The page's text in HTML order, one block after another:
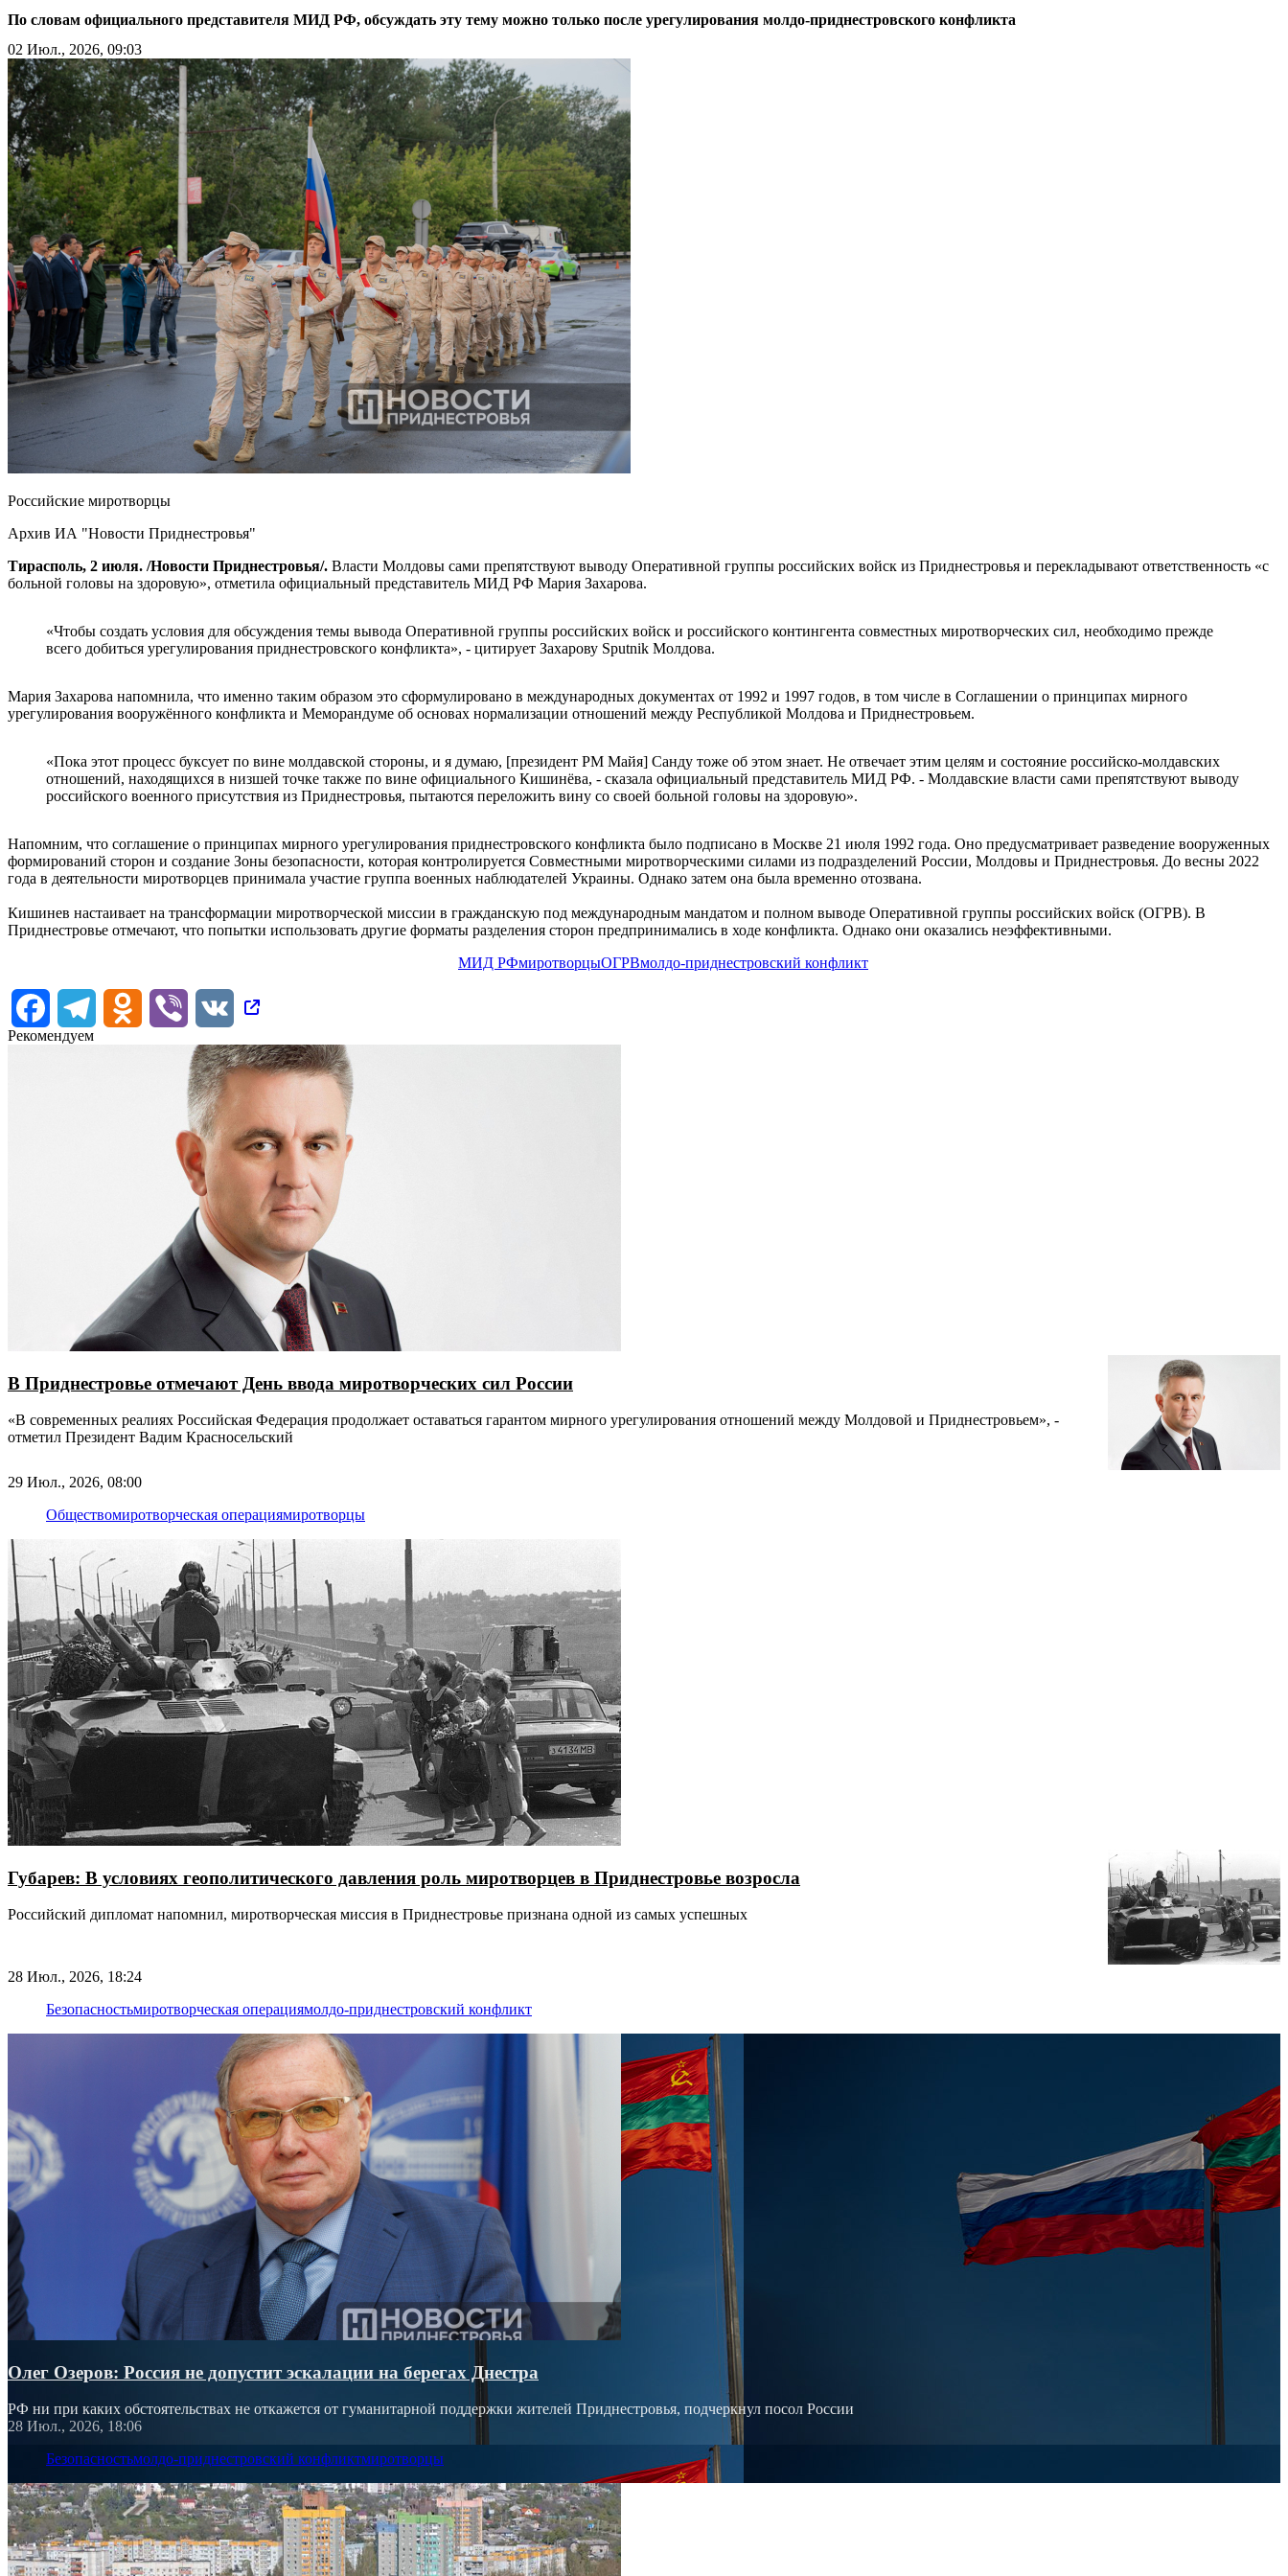
По словам официального представителя МИД РФ, обсуждать эту тему можно только после урегулирования молдо-приднестровского конфликта
02 Июл., 2026, 09:03
Российские миротворцы
Архив ИА "Новости Приднестровья"
Тирасполь, 2 июля. /Новости Приднестровья/. Власти Молдовы сами препятствуют выводу Оперативной группы российских войск из Приднестровья и перекладывают ответственность «с
больной головы на здоровую», отметила официальный представитель МИД РФ Мария Захарова.
«Чтобы создать условия для обсуждения темы вывода Оперативной группы российских войск и российского контингента совместных миротворческих сил, необходимо прежде
всего добиться урегулирования приднестровского конфликта», - цитирует Захарову Sputnik Молдова.
Мария Захарова напомнила, что именно таким образом это сформулировано в международных документах от 1992 и 1997 годов, в том числе в Соглашении о принципах мирного
урегулирования вооружённого конфликта и Меморандуме об основах нормализации отношений между Республикой Молдова и Приднестровьем.
«Пока этот процесс буксует по вине молдавской стороны, и я думаю, [президент РМ Майя] Санду тоже об этом знает. Не отвечает этим целям и состояние российско-молдавских
отношений, находящихся в низшей точке также по вине официального Кишинёва, - сказала официальный представитель МИД РФ. - Молдавские власти сами препятствуют выводу
российского военного присутствия из Приднестровья, пытаются переложить вину со своей больной головы на здоровую».
Напомним, что соглашение о принципах мирного урегулирования приднестровского конфликта было подписано в Москве 21 июля 1992 года. Оно предусматривает разведение вооруженных
формирований сторон и создание Зоны безопасности, которая контролируется Совместными миротворческими силами из подразделений России, Молдовы и Приднестровья. До весны 2022
года в деятельности миротворцев принимала участие группа военных наблюдателей Украины. Однако затем она была временно отозвана.
Кишинев настаивает на трансформации миротворческой миссии в гражданскую под международным мандатом и полном выводе Оперативной группы российских войск (ОГРВ). В
Приднестровье отмечают, что попытки использовать другие форматы разделения сторон предпринимались в ходе конфликта. Однако они оказались неэффективными.
МИД РФмиротворцыОГРВмолдо-приднестровский конфликт
FacebookTelegram Odnoklassniki
Viber
VK
Рекомендуем
В Приднестровье отмечают День ввода миротворческих сил России
«В современных реалиях Российская Федерация продолжает оставаться гарантом мирного урегулирования отношений между Молдовой и Приднестровьем», -
отметил Президент Вадим Красносельский
29 Июл., 2026, 08:00
Обществомиротворческая операциямиротворцы
Губарев: В условиях геополитического давления роль миротворцев в Приднестровье возросла
Российский дипломат напомнил, миротворческая миссия в Приднестровье признана одной из самых успешных
28 Июл., 2026, 18:24
Безопасностьмиротворческая операциямолдо-приднестровский конфликт
Олег Озеров: Россия не допустит эскалации на берегах Днестра
РФ ни при каких обстоятельствах не откажется от гуманитарной поддержки жителей Приднестровья, подчеркнул посол России
28 Июл., 2026, 18:06
Безопасностьмолдо-приднестровский конфликтмиротворцы